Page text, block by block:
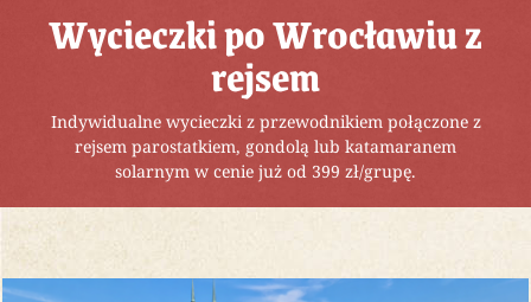
Wycieczki po Wrocławiu z
rejsem
Indywidualne wycieczki z przewodnikiem połączone z
rejsem parostatkiem, gondolą lub katamaranem
solarnym w cenie już od 399 zł/grupę.